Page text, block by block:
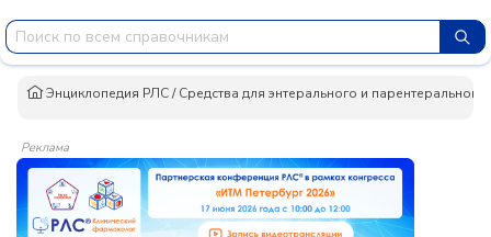
Энциклопедия РЛС/Средства для энтерального и
Реклама